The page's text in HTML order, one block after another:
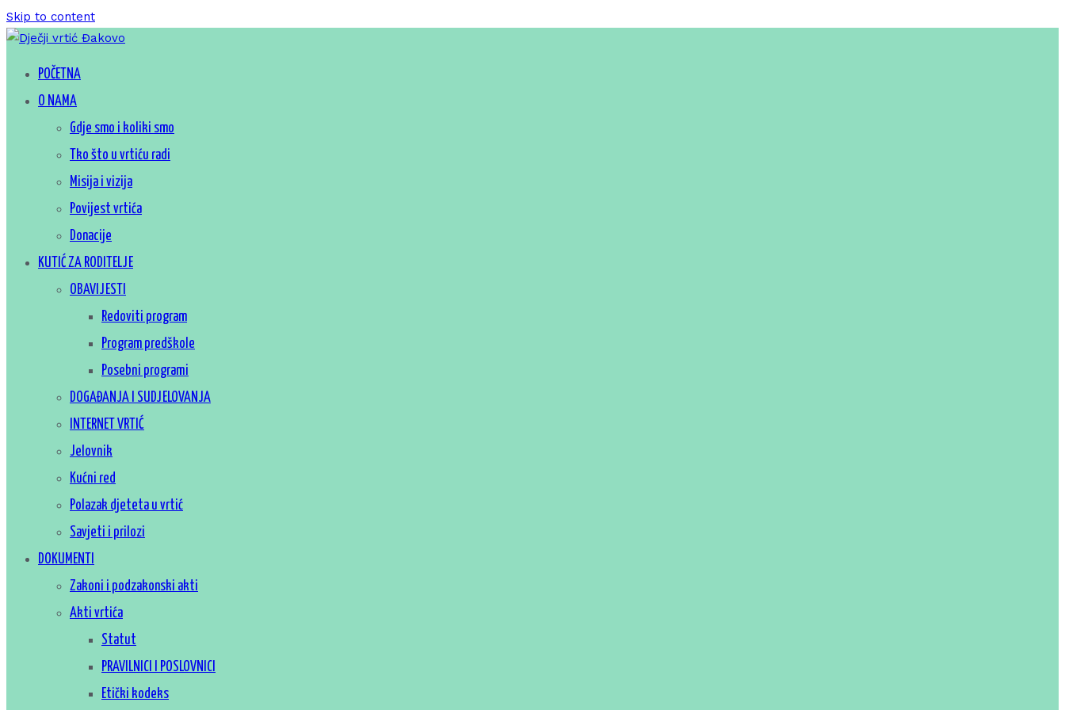
Skip to content
Dječji vrtić Đakovo
Za sretno djetinjstvo
POČETNA
O NAMA
Gdje smo i koliki smo
Tko što u vrtiću radi
Misija i vizija
Povijest vrtića
Donacije
KUTIĆ ZA RODITELJE
OBAVIJESTI
Redoviti program
Program predškole
Posebni programi
DOGAĐANJA I SUDJELOVANJA
INTERNET VRTIĆ
Jelovnik
Kućni red
Polazak djeteta u vrtić
Savjeti i prilozi
DOKUMENTI
Zakoni i podzakonski akti
Akti vrtića
Statut
PRAVILNICI I POSLOVNICI
Etički kodeks